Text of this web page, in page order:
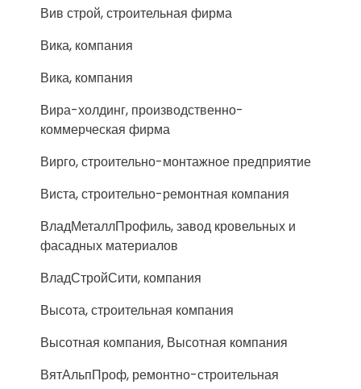
Вив строй, строительная фирма
Вика, компания
Вика, компания
Вира-холдинг, производственно-
коммерческая фирма
Вирго, строительно-монтажное предприятие
Виста, строительно-ремонтная компания
ВладМеталлПрофиль, завод кровельных и
фасадных материалов
ВладСтройСити, компания
Высота, строительная компания
Высотная компания, Высотная компания
ВятАльпПроф, ремонтно-строительная